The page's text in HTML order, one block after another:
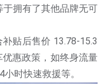
拥有了其他品牌无可
贴后售价 13.78-15.3
惠政策，如终身流量
时快速救援等。